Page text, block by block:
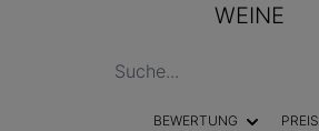
WEINE
BEWERTUNG PREIS